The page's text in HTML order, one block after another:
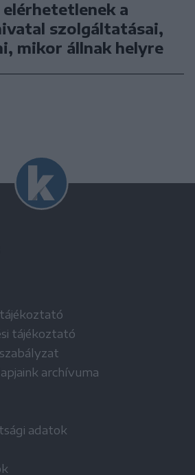
a
szolgáltatásai,
mikor állnak helyre
tájékoztató
archívuma
adatok